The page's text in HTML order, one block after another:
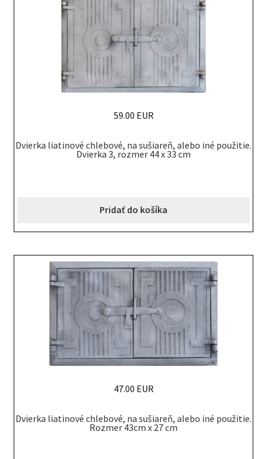
Dvierka liatinové chlebové, na sušiareň, alebo iné použitie.
Dvierka 3, rozmer 44 x 33 cm
59.00 EUR
Pridať do košíka
Dvierka liatinové chlebové, na sušiareň, alebo iné použitie.
Rozmer 43cm x 27 cm
47.00 EUR